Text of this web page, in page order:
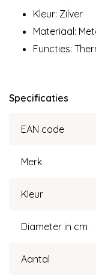
Kleur: Zilver
Materiaal:
Functies:
Specificaties
EAN code
Merk
Kleur
Diameter in cm
Aantal